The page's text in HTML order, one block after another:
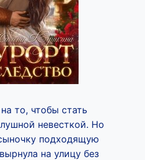
то, чтобы стать
невесткой. Но
подходящую
на улицу без